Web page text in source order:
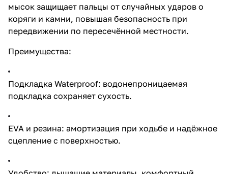
мысок защищает пальцы от случайных ударов о
коряги и камни, повышая безопасность при
передвижении по пересечённой местности.
Преимущества:
Подкладка Waterproof: водонепроницаемая
подкладка сохраняет сухость.
EVA и резина: амортизация при ходьбе и надёжное
сцепление с поверхностью.